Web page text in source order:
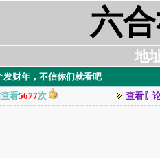
六
地
财年，不信你们就看吧
看5677次 查看〖